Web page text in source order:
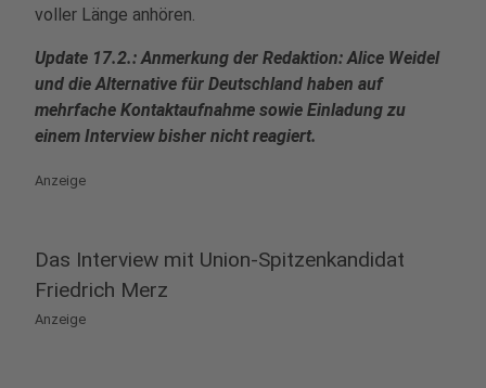
voller Länge anhören.
Update 17.2.: Anmerkung der Redaktion: Alice Weidel
und die Alternative für Deutschland haben auf
mehrfache Kontaktaufnahme sowie Einladung zu
einem Interview bisher nicht reagiert.
Anzeige
Das Interview mit Union-Spitzenkandidat
Friedrich Merz
Anzeige